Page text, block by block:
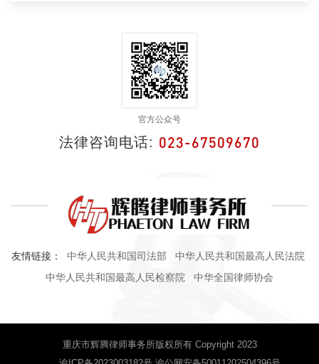
官方公众号
法律咨询电话: 023-67509670
友情链接： 中华人民共和国司法部
中华人民共和国最高人民法院
中华人民共和国最高人民检察院
中华全国律师协会
重庆市辉腾律师事务所版权所有 Copyright 2023